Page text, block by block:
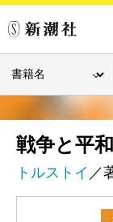
戦争と平
トルストイ ／